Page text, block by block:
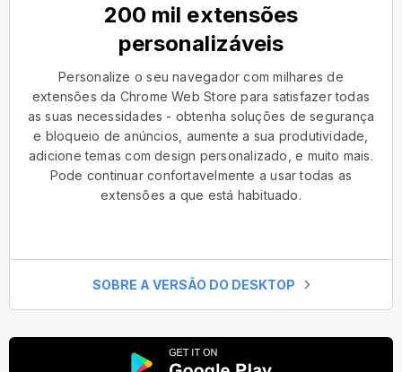
200 mil extensões
personalizáveis
Personalize o seu navegador com milhares de
extensões da Chrome Web Store para satisfazer todas
as suas necessidades - obtenha soluções de segurança
e bloqueio de anúncios, aumente a sua produtividade,
adicione temas com design personalizado, e muito mais.
Pode continuar confortavelmente a usar todas as
extensões a que está habituado.
SOBRE A VERSÃO DO DESKTOP